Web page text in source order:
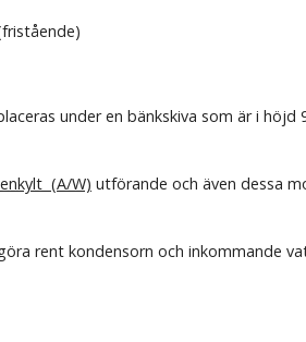
under en bänkskiva som är i
(A/W) utförande och även dessa
rent kondensorn och inkommande